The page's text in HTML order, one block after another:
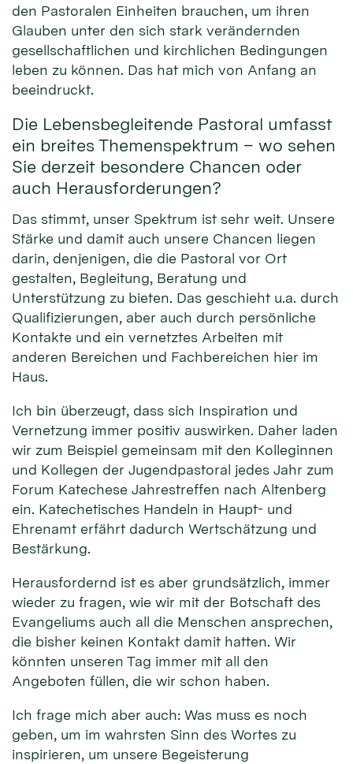
den Pastoralen Einheiten brauchen, um ihren
Glauben unter den sich stark verändernden
gesellschaftlichen und kirchlichen Bedingungen
leben zu können. Das hat mich von Anfang an
beeindruckt.
Die Lebensbegleitende Pastoral umfasst
ein breites Themenspektrum – wo sehen
Sie derzeit besondere Chancen oder
auch Herausforderungen?
Das stimmt, unser Spektrum ist sehr weit. Unsere
Stärke und damit auch unsere Chancen liegen
darin, denjenigen, die die Pastoral vor Ort
gestalten, Begleitung, Beratung und
Unterstützung zu bieten. Das geschieht u.a. durch
Qualifizierungen, aber auch durch persönliche
Kontakte und ein vernetztes Arbeiten mit
anderen Bereichen und Fachbereichen hier im
Haus.
Ich bin überzeugt, dass sich Inspiration und
Vernetzung immer positiv auswirken. Daher laden
wir zum Beispiel gemeinsam mit den Kolleginnen
und Kollegen der Jugendpastoral jedes Jahr zum
Forum Katechese Jahrestreffen nach Altenberg
ein. Katechetisches Handeln in Haupt- und
Ehrenamt erfährt dadurch Wertschätzung und
Bestärkung.
Herausfordernd ist es aber grundsätzlich, immer
wieder zu fragen, wie wir mit der Botschaft des
Evangeliums auch all die Menschen ansprechen,
die bisher keinen Kontakt damit hatten. Wir
könnten unseren Tag immer mit all den
Angeboten füllen, die wir schon haben.
Ich frage mich aber auch: Was muss es noch
geben, um im wahrsten Sinn des Wortes zu
inspirieren, um unsere Begeisterung